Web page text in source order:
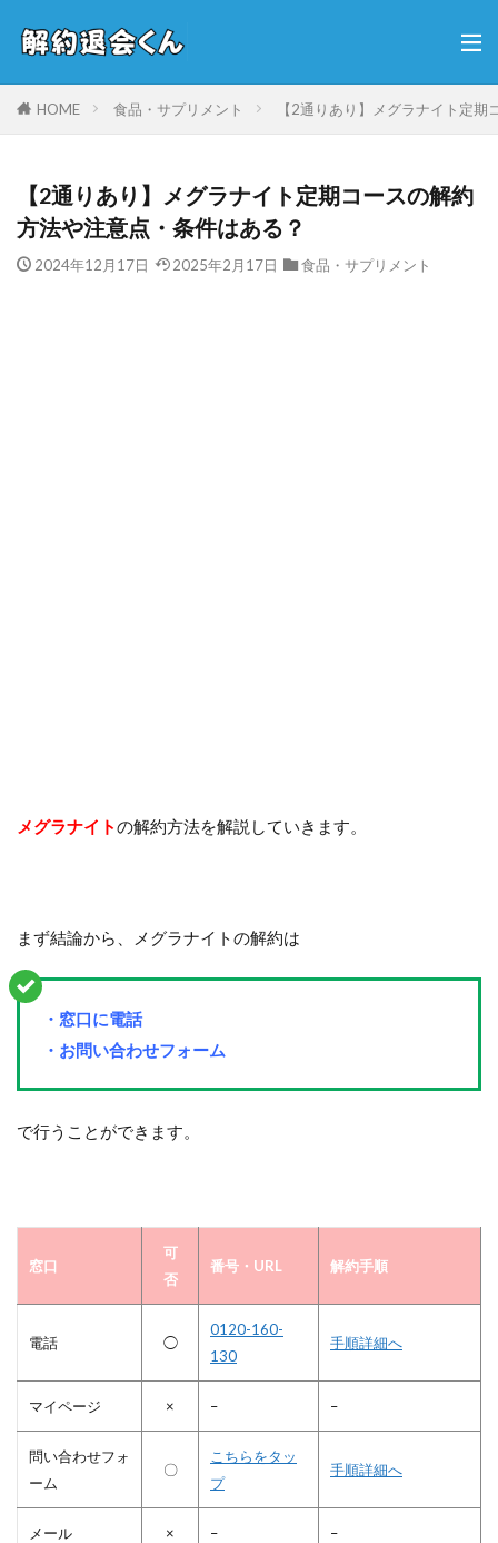
HOME 食品・サプリメント 【2通りあり】メグラナイト定
【2通りあり】メグラナイト定期コースの解約
方法や注意点・条件はある？
2024年12月17日 2025年2月17日 食品・サプリメント
メグラナイトの解約方法を解説していきます。
まず結論から、メグラナイトの解約は
・窓口に電話
・お問い合わせフォーム
で行うことができます。
窓口
可
否
番号・URL 解約手順
電話 ◯
0120-160-
130
手順詳細へ
マイページ × – –
問い合わせフォ
ーム
〇
こちらをタッ
プ
手順詳細へ
メール × – –